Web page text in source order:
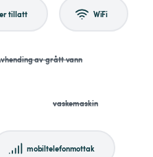
tillatt WiFi
av grått vann
vaskemaskin
mobiltelefonmottak